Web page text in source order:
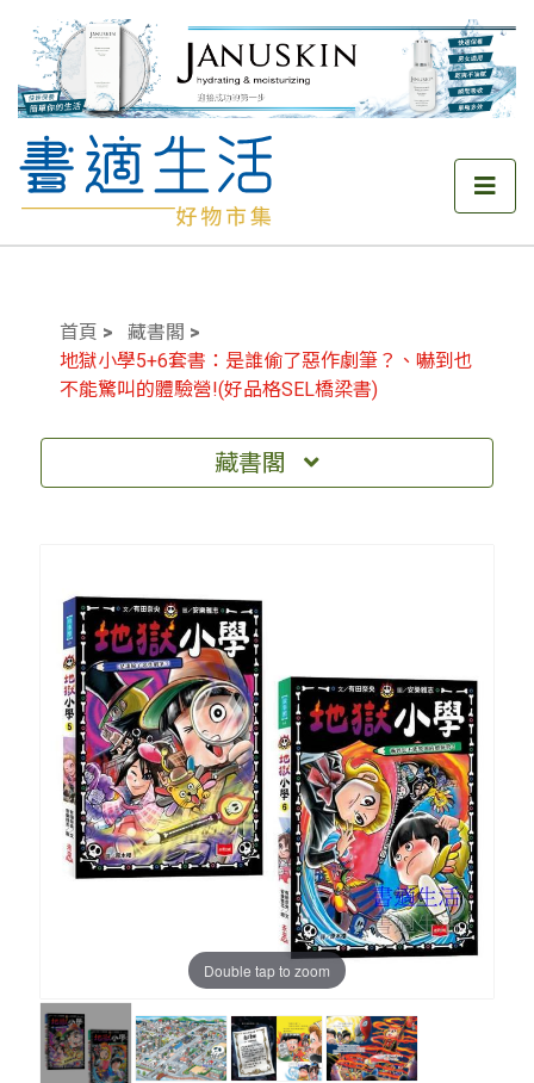
首頁
藏書閣
地獄小學5+6套書：是誰偷了惡作劇筆？、嚇到也
不能驚叫的體驗營!(好品格SEL橋梁書)
藏書閣
Double tap to zoom